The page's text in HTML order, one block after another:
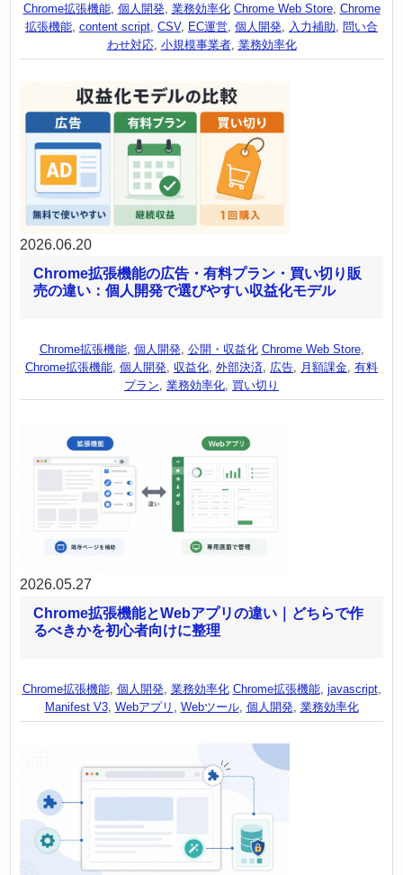
Chrome拡張機能, 個人開発, 業務効率化 Chrome Web Store, Chrome
拡張機能 content script CSV, EC運営 個人開発 入力補助
問い合
わせ対応, 小規模事業者, 業務効率化
2026.06.20
Chrome拡張機能の広告・有料プラン・買い切り販
売の違い：個人開発で選びやすい収益化モデル
Chrome拡張機能, 個人開発, 公開・収益化 Chrome Web Store,
Chrome拡張機能 個人開発 収益化 外部決済 広告 月額課金 有料
プラン 業務効率化 買い切り
2026.05.27
Chrome拡張機能とWebアプリの違い｜どちらで作
るべきかを初心者向けに整理
Chrome拡張機能, 個人開発, 業務効率化 Chrome拡張機能, javascript,
Manifest V3, Webアプリ , Webツール, 個人開発, 業務効率化